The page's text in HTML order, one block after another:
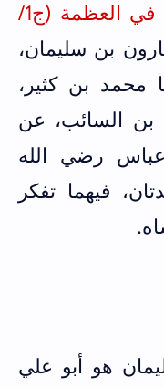
أخرجه أبو الشيخ الأصبهاني في العظمة (ج1/
بن سليمان،
محمد بن كثير،
السائب، عن
رضي الله
فيهما تفكر
هو أبو علي